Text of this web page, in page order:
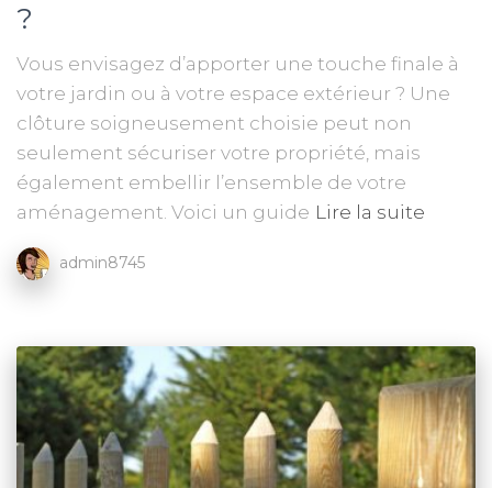
?
Vous envisagez d’apporter une touche finale à
votre jardin ou à votre espace extérieur ? Une
clôture soigneusement choisie peut non
seulement sécuriser votre propriété, mais
également embellir l’ensemble de votre
aménagement. Voici un guide Lire la suite
admin8745